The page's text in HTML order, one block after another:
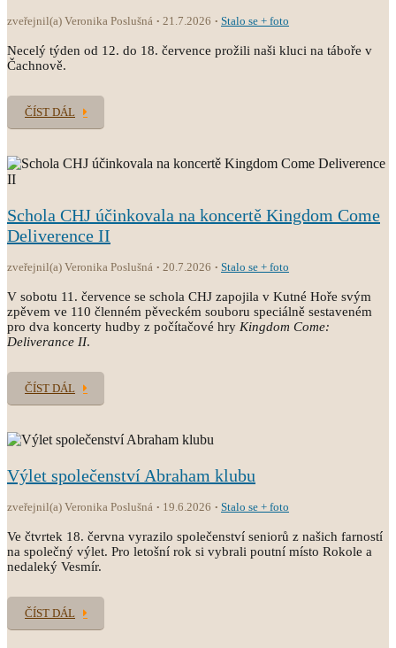
zveřejnil(a) Veronika Poslušná 21.7.2026 Stalo se + foto
Necelý týden od 12. do 18. července prožili naši kluci na táboře v
Čachnově.
ČÍST DÁL
Schola CHJ účinkovala na koncertě Kingdom Come
Deliverence II
zveřejnil(a) Veronika Poslušná 20.7.2026 Stalo se + foto
V sobotu 11. července se schola CHJ zapojila v Kutné Hoře svým
zpěvem ve 110 členném pěveckém souboru speciálně sestaveném
pro dva koncerty hudby z počítačové hry Kingdom Come:
Deliverance II.
ČÍST DÁL
Výlet společenství Abraham klubu
zveřejnil(a) Veronika Poslušná 19.6.2026 Stalo se + foto
Ve čtvrtek 18. června vyrazilo společenství seniorů z našich farností
na společný výlet. Pro letošní rok si vybrali poutní místo Rokole a
nedaleký Vesmír.
ČÍST DÁL